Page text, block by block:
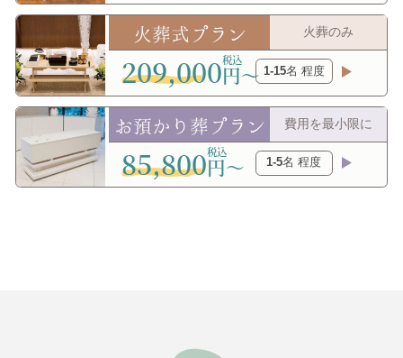
火葬式プラン 火葬のみ
209,000円〜 1-15名 程度
お預かり葬プラン 費用を最小限に
85,800円〜 1-5名 程度